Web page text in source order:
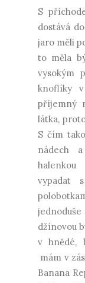
S
dostává
jaro měli
to měla
vysokým
knoflíky
příjemný
látka,
S čím
nádech
vypadat
džínovou
v hnědé,
mám v
Banana